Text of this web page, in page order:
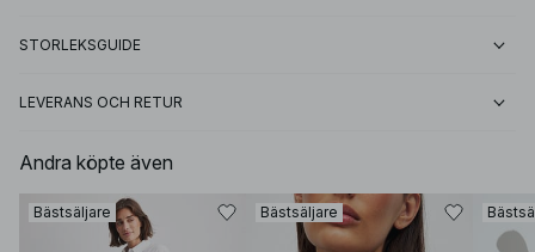
STORLEKSGUIDE
LEVERANS OCH RETUR
Andra köpte även
Bästsäljare Bästsäljare